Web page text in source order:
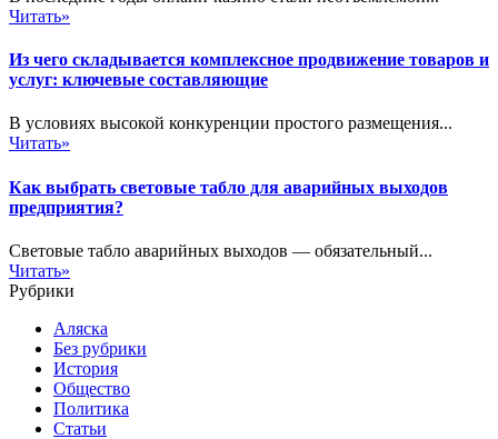
Читать»
Из чего складывается комплексное продвижение товаров и
услуг: ключевые составляющие
В условиях высокой конкуренции простого размещения...
Читать»
Как выбрать световые табло для аварийных выходов
предприятия?
Световые табло аварийных выходов — обязательный...
Читать»
Рубрики
Аляска
Без рубрики
История
Общество
Политика
Статьи